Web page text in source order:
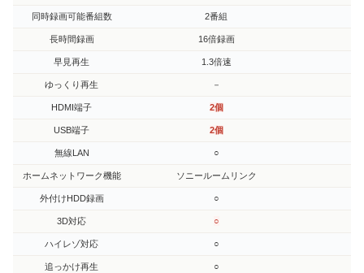
同時録画可能番組数 2番組
長時間録画 16倍録画
早見再生 1.3倍速
ゆっくり再生 －
HDMI端子 2個
USB端子 2個
無線LAN ○
ホームネットワーク機能 ソニールームリンク
外付けHDD録画 ○
3D対応 ○
ハイレゾ対応 ○
追っかけ再生 ○